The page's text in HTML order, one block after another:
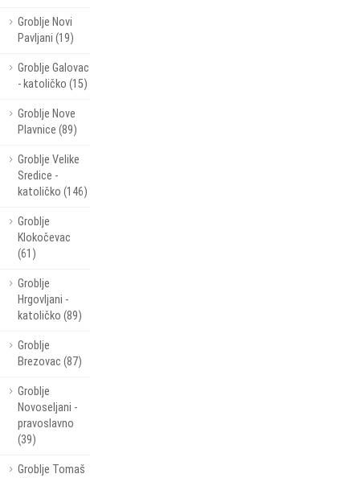
Groblje Novi
Pavljani (19)
Groblje Galovac
- katoličko (15)
Groblje Nove
Plavnice (89)
Groblje Velike
Sredice -
katoličko (146)
Groblje
Klokočevac
(61)
Groblje
Hrgovljani -
katoličko (89)
Groblje
Brezovac (87)
Groblje
Novoseljani -
pravoslavno
(39)
Groblje Tomaš